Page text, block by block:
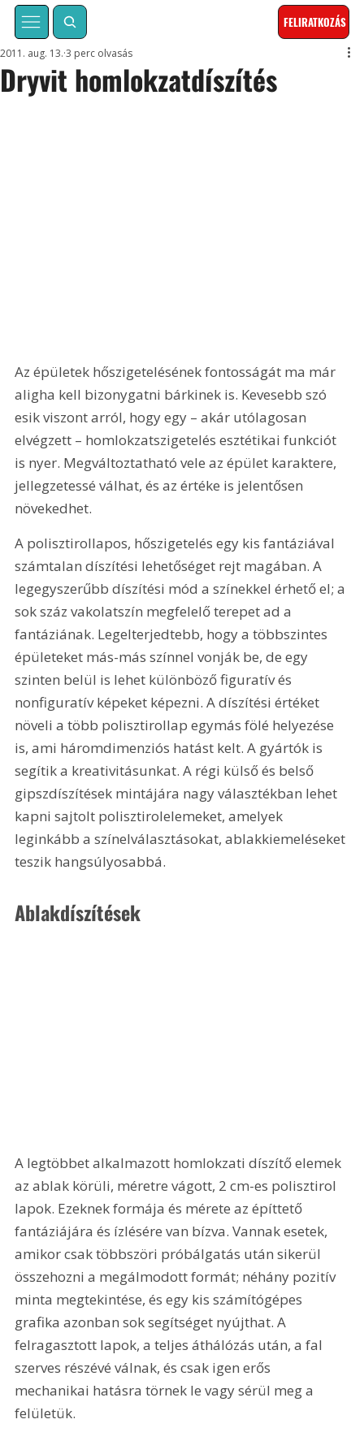
FELIRATKOZÁS
Dryvit homlokzatdíszítés
2011. aug. 13. 3 perc olvasás
Az épületek hőszigetelésének fontosságát ma már
aligha kell bizonygatni bárkinek is. Kevesebb szó
esik viszont arról, hogy egy – akár utólagosan
elvégzett – homlokzatszigetelés esztétikai funkciót
is nyer. Megváltoztatható vele az épület karaktere,
jellegzetessé válhat, és az értéke is jelentősen
növekedhet.
A polisztirollapos, hőszigetelés egy kis fantáziával
számtalan díszítési lehetőséget rejt magában. A
legegyszerűbb díszítési mód a színekkel érhető el; a
sok száz vakolatszín megfelelő terepet ad a
fantáziának. Legelterjedtebb, hogy a többszintes
épületeket más-más színnel vonják be, de egy
szinten belül is lehet különböző figuratív és
nonfiguratív képeket képezni. A díszítési értéket
növeli a több polisztirollap egymás fölé helyezése
is, ami háromdimenziós hatást kelt. A gyártók is
segítik a kreativitásunkat. A régi külső és belső
gipszdíszítések mintájára nagy választékban lehet
kapni sajtolt polisztirolelemeket, amelyek
leginkább a színelválasztásokat, ablakkiemeléseket
teszik hangsúlyosabbá.
Ablakdíszítések
A legtöbbet alkalmazott homlokzati díszítő elemek
az ablak körüli, méretre vágott, 2 cm-es polisztirol
lapok. Ezeknek formája és mérete az építtető
fantáziájára és ízlésére van bízva. Vannak esetek,
amikor csak többszöri próbálgatás után sikerül
összehozni a megálmodott formát; néhány pozitív
minta megtekintése, és egy kis számítógépes
grafika azonban sok segítséget nyújthat. A
felragasztott lapok, a teljes áthálózás után, a fal
szerves részévé válnak, és csak igen erős
mechanikai hatásra törnek le vagy sérül meg a
felületük.